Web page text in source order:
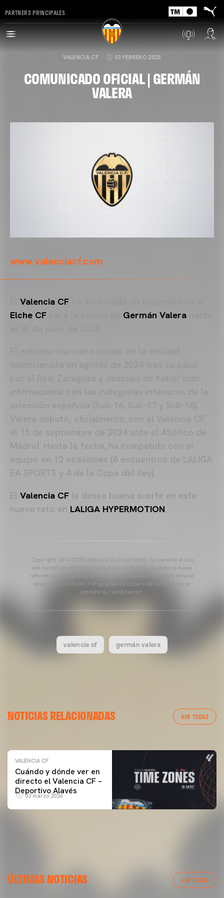
PARTNERS PRINCIPALES
VALENCIA CF 03 FEBRERO 2025
COMUNICADO OFICIAL | GERMÁN
VALERA
www.valenciacf.com
Valencia CF
Elche CF
Germán Valera
Madrid. Hasta la fecha, ha competido con el
equipo en 12 ocasiones (8 encuentros de LALIGA
EA SPORTS y 4 de la Copa del Rey).
El Valencia CF le desea buena suerte en este
nuevo reto en LALIGA HYPERMOTION.
Copyright 2013-2025 Valencia Club de Fútbol. Se permite el uso
del contenido editorial del artículo siempre y cuando se haga
referencia a su fuente, además de contener el siguiente enlace:
www.valenciacf.com. Fotografías de Lázaro de la Peña, no se
permite su reutilización.
valencia cf germán valera
NOTICIAS RELACIONADAS VER TODAS
ENTRENAMIENTO DEL VALENCIA CF 04/03/26
VALENCIA CF
Cuándo y dónde ver en
directo el Valencia CF –
Deportivo Alavés
03 marzo 2026
ÚLTIMAS NOTICIAS VER TODAS